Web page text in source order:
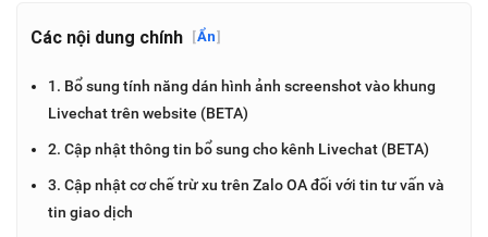
Các nội dung chính [Ẩn]
1. Bổ sung tính năng dán hình ảnh screenshot vào khung
Livechat trên website (BETA)
2. Cập nhật thông tin bổ sung cho kênh Livechat (BETA)
3. Cập nhật cơ chế trừ xu trên Zalo OA đối với tin tư vấn và
tin giao dịch